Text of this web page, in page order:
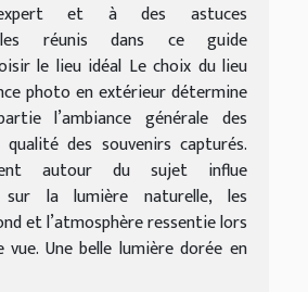
et à des astuces
réunis dans ce guide
le lieu idéal Le choix du lieu
photo en extérieur détermine
l’ambiance générale des
des souvenirs capturés.
autour du sujet influe
sur la lumière naturelle, les
et l’atmosphère ressentie lors
Une belle lumière dorée en